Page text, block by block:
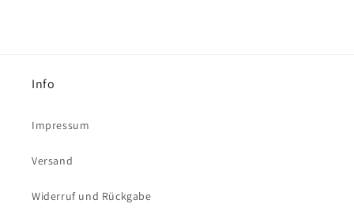
Info
Impressum
Versand
Widerruf und Rückgabe